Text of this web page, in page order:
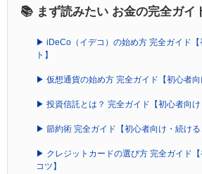
📚 まず読みたい お金の完全ガイ
▶ iDeCo（イデコ）の始め方 完全ガイド【
ト】
▶ 仮想通貨の始め方 完全ガイド【初心者向
▶ 投資信託とは？ 完全ガイド【初心者向け
▶ 節約術 完全ガイド【初心者向け・続ける
▶ クレジットカードの選び方 完全ガイド
コツ】